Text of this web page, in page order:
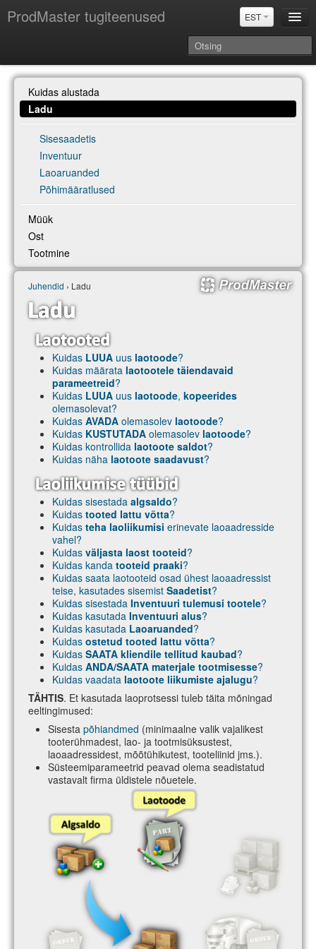
ProdMaster tugiteenused EST
Juhendid
Versiooniuuendused
Power BI & Merit Aktiva (EST)
Kuidas alustada
Ladu
Sisesaadetis
Inventuur
Laoaruanded
Põhimääratlused
Müük
Ost
Tootmine
Juhendid › Ladu
Kuidas LUUA uus laotoode?
Kuidas määrata laotootele täiendavaid
parameetreid?
Kuidas LUUA uus laotoode, kopeerides
olemasolevat?
Kuidas AVADA olemasolev laotoode?
Kuidas KUSTUTADA olemasolev laotoode?
Kuidas kontrollida laotoote saldot?
Kuidas näha laotoote saadavust?
Kuidas sisestada algsaldo?
Kuidas tooted lattu võtta?
Kuidas teha laoliikumisi erinevate laoaadresside
vahel?
Kuidas väljasta laost tooteid?
Kuidas kanda tooteid praaki?
Kuidas saata laotooteid osad ühest laoaadressist
teise, kasutades sisemist Saadetist?
Kuidas sisestada Inventuuri tulemusi tootele?
Kuidas kasutada Inventuuri alus?
Kuidas kasutada Laoaruanded?
Kuidas ostetud tooted lattu võtta?
Kuidas SAATA kliendile tellitud kaubad?
Kuidas ANDA/SAATA materjale tootmisesse?
Kuidas vaadata laotoote liikumiste ajalugu?
TÄHTIS. Et kasutada laoprotsessi tuleb täita mõningad
eeltingimused:
Sisesta põhiandmed (minimaalne valik vajalikest
tooterühmadest, lao- ja tootmisüksustest,
laoaadressidest, mõõtühikutest, tooteliinid jms.).
Süsteemiparameetrid peavad olema seadistatud
vastavalt firma üldistele nõuetele.